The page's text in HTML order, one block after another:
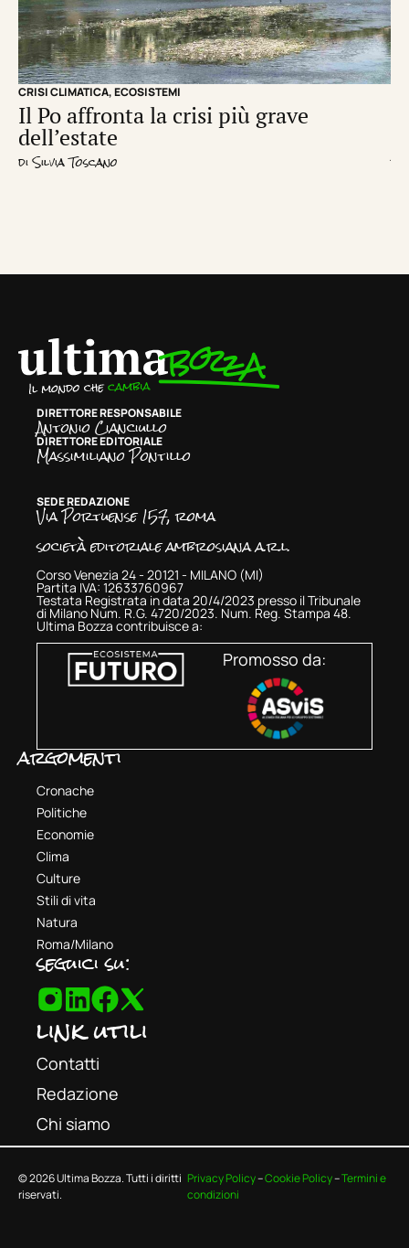
CRISI CLIMATICA,ECOSISTEMI
Il Po affronta la crisi più grave
dell’estate
diSilvia Toscano
DIRETTORE RESPONSABILE
Antonio Cianciullo
DIRETTORE EDITORIALE
Massimiliano Pontillo
SEDE REDAZIONE
Via Portuense 157, roma
società editoriale ambrosiana a.r.l.
Corso Venezia 24 - 20121 - MILANO (MI)
Partita IVA: 12633760967
Testata Registrata in data 20/4/2023 presso il Tribunale
di Milano Num. R.G. 4720/2023. Num. Reg. Stampa 48.
Ultima Bozza contribuisce a:
Promosso da:
argomenti
Cronache
Politiche
Economie
Clima
Culture
Stili di vita
Natura
Roma/Milano
seguici su:
link utili
Contatti
Redazione
Chi siamo
© 2026 Ultima Bozza. Tutti i diritti
riservati.
Privacy Policy–Cookie Policy–Termini e
condizioni